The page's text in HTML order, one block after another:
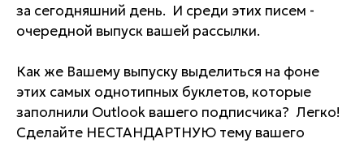
за сегодняшний день. И среди этих писем -
очередной выпуск вашей рассылки.
Как же Вашему выпуску выделиться на фоне
этих самых однотипных буклетов, которые
заполнили Outlook вашего подписчика? Легко!
Сделайте НЕСТАНДАРТНУЮ тему вашего